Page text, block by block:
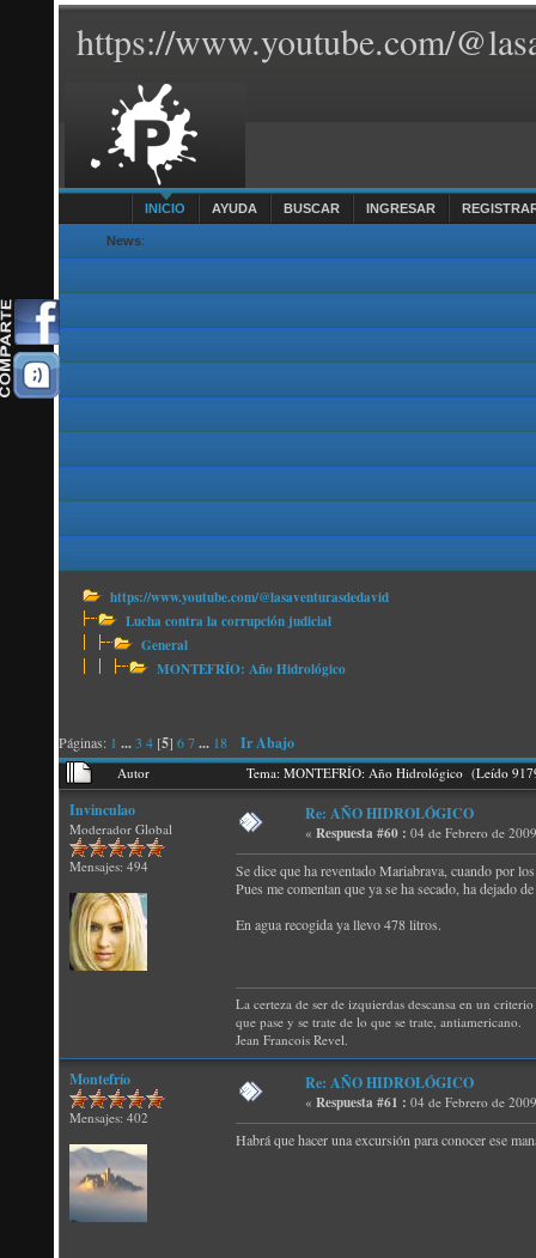
https://www.youtube.com/
INICIO AYUDA BUSCAR INGRESAR
News:
https://www.youtube.com/@lasaventurasdedavid
Lucha contra la corrupción judicial
General
MONTEFRÍO: Año Hidrológico
Páginas: 1 ...3 4 [5] 67... 18 Ir Abajo
Autor Tema: MONTEFRÍO: Año Hidrológico (Leído
Invinculao
Moderador Global
Mensajes: 494
Re: AÑO HIDROLÓGICO
« Respuesta #60 : 04 de Febrero de
Se dice que ha reventado Mariabrava, cuando por
Pues me comentan que ya se ha secado, ha dejado
En agua recogida ya llevo 478 litros.
La certeza de ser de izquierdas descansa en un
que pase y se trate de lo que se trate, antiamericano.
Jean Francois Revel.
Montefrío
Mensajes: 402
Re: AÑO HIDROLÓGICO
« Respuesta #61 : 04 de Febrero de
Habrá que hacer una excursión para conocer ese